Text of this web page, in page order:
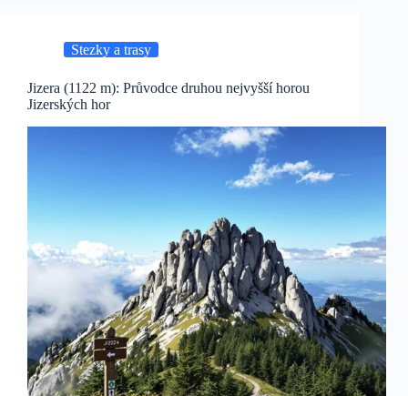
Stezky a trasy
Jizera (1122 m): Průvodce druhou nejvyšší horou
Jizerských hor